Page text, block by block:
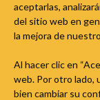
aceptarlas,
del sitio web en
la mejora de
Al hacer clic en
web. Por otro lado,
bien cambiar su